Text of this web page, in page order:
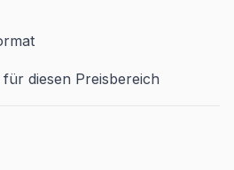
diesen Preisbereich